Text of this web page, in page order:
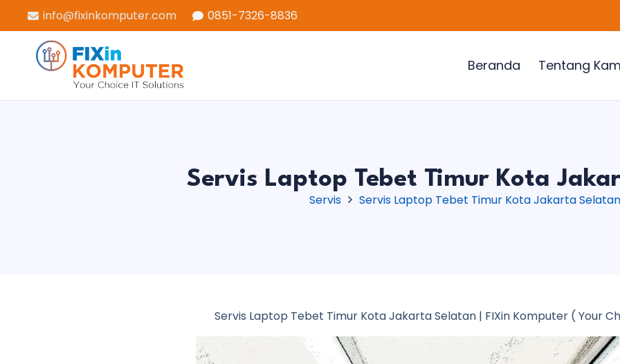
info@fixinkomputer.com 0851-7326-8836
Beranda Tentang
Servis Laptop Tebet Timur Kota
Servis Servis Laptop Tebet Timur Kota Jakarta Selatan
Servis Laptop Tebet Timur Kota Jakarta Selatan | FIXin Komputer ( Your